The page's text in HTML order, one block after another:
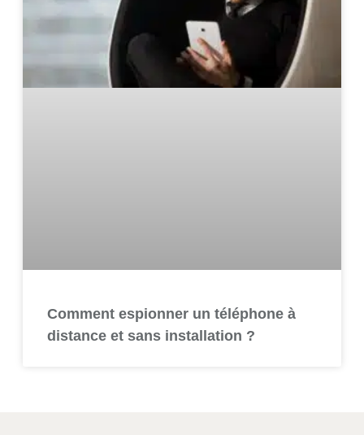
Comment espionner un téléphone à
distance et sans installation ?